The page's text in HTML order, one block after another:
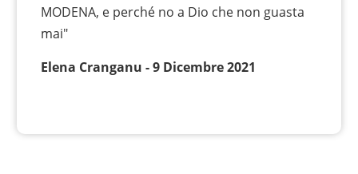
MODENA, e perché no a Dio che non guasta
mai"
Elena Cranganu - 9 Dicembre 2021